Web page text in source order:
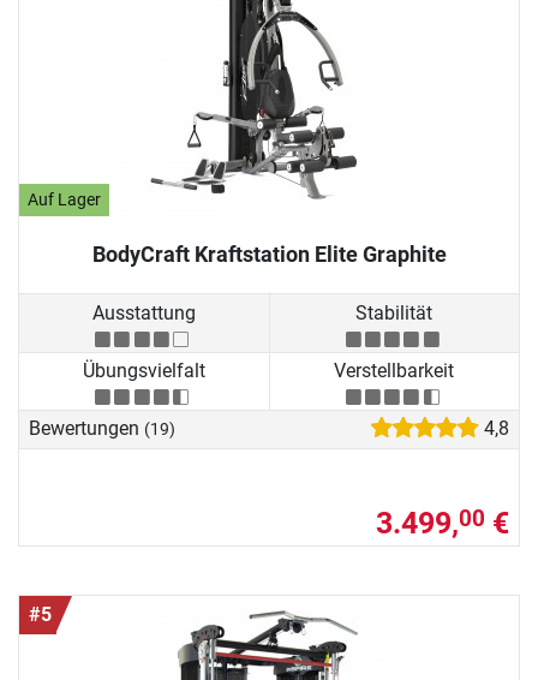
Auf Lager
BodyCraft Kraftstation Elite Graphite
Ausstattung Stabilität
Übungsvielfalt Verstellbarkeit
Bewertungen (19) 4,8
3.499,00 €
#5